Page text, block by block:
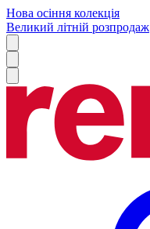
Нова осіння колекція
Великий літній розпродаж